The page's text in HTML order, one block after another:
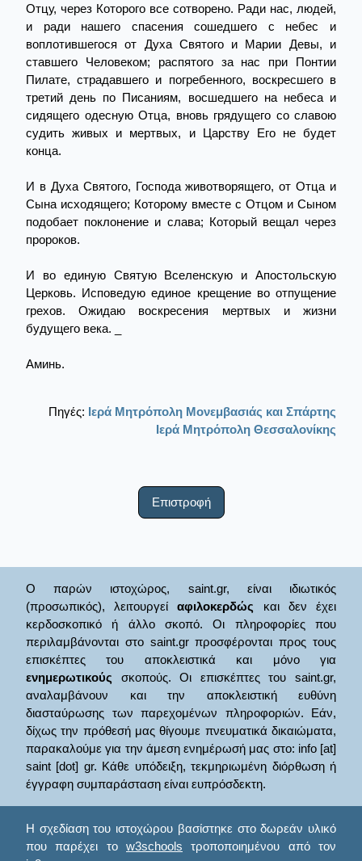
Отцу, через Которого все сотворено. Ради нас, людей,
и ради нашего спасения сошедшего с небес и
воплотившегося от Духа Святого и Марии Девы, и
ставшего Человеком; распятого за нас при Понтии
Пилате, страдавшего и погребенного, воскресшего в
третий день по Писаниям, восшедшего на небеса и
сидящего одесную Отца, вновь грядущего со славою
судить живых и мертвых, и Царству Его не будет
конца.
И в Духа Святого, Господа животворящего, от Отца и
Сына исходящего; Которому вместе с Отцом и Сыном
подобает поклонение и слава; Который вещал через
пророков.
И во единую Святую Вселенскую и Апостольскую
Церковь. Исповедую единое крещение во отпущение
грехов. Ожидаю воскресения мертвых и жизни
будущего века. _
Аминь.
Πηγές: Ιερά Μητρόπολη Μονεμβασιάς και Σπάρτης
Ιερά Μητρόπολη Θεσσαλονίκης
Επιστροφή
Ο παρών ιστοχώρος, saint.gr, είναι ιδιωτικός
(προσωπικός), λειτουργείαφιλοκερδώς και δεν έχει
κερδοσκοπικό ή άλλο σκοπό. Οι πληροφορίες που
περιλαμβάνονται στο saint.gr προσφέρονται προς τους
επισκέπτες του αποκλειστικά και μόνο για
ενημερωτικούς σκοπούς. Οι επισκέπτες του saint.gr,
αναλαμβάνουν και την αποκλειστική ευθύνη
διασταύρωσης των παρεχομένων πληροφοριών. Εάν,
δίχως την πρόθεσή μας θίγουμε πνευματικά δικαιώματα,
παρακαλούμε για την άμεση ενημέρωσή μας στο: info [at]
saint [dot] gr. Κάθε υπόδειξη, τεκμηριωμένη διόρθωση ή
έγγραφη συμπαράσταση είναι ευπρόσδεκτη.
Η σχεδίαση του ιστοχώρου βασίστηκε στο δωρεάν υλικό
που παρέχει το w3schools τροποποιημένου από τον